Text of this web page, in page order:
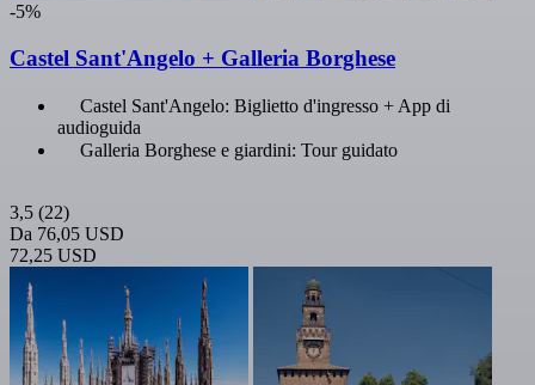
-5%
Castel Sant'Angelo + Galleria Borghese
Castel Sant'Angelo: Biglietto d'ingresso + App di
audioguida
Galleria Borghese e giardini: Tour guidato
3,5 (22)
Da 76,05 USD
72,25 USD